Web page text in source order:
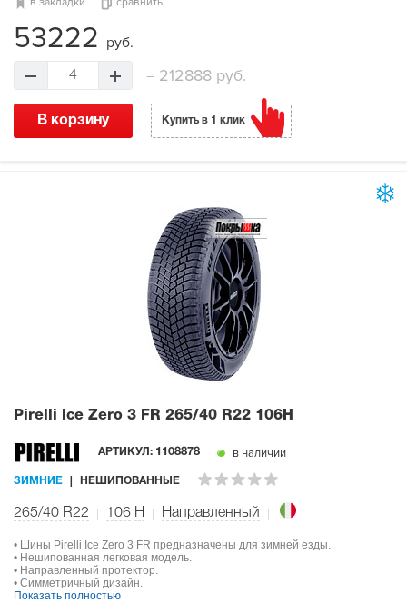
53222 руб.
4 =212888 руб.
В корзину Купить в 1 клик
Pirelli Ice Zero 3 FR 265/40 R22 106H
АРТИКУЛ: 1108878 в наличии
ЗИМНИЕ НЕШИПОВАННЫЕ
265/40 R22 106 H Направленный
• Шины Pirelli Ice Zero 3 FR предназначены для зимней езды.
• Нешипованная легковая модель.
• Направленный протектор.
• Симметричный дизайн.
Показать полностью